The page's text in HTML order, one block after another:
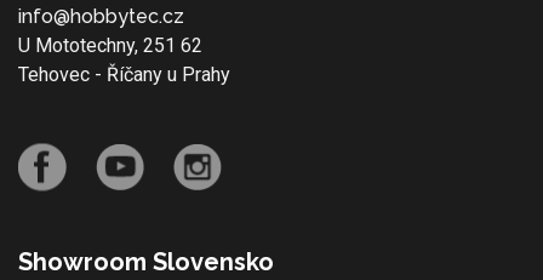
info@hobbytec.cz
U Mototechny, 251 62
Tehovec - Říčany u Prahy
Showroom Slovensko